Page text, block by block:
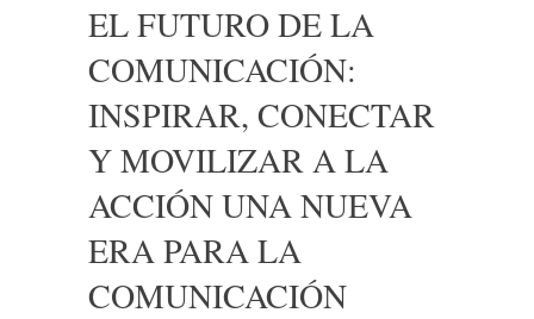
contentEL FUTURO DE LA
COMUNICACIÓN:
INSPIRAR, CONECTAR
Y MOVILIZAR A LA
ACCIÓN UNA NUEVA
ERA PARA LA
COMUNICACIÓN